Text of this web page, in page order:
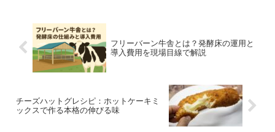
フリーバーン牛舎とは？発酵床の運用と
導入費用を現場目線で解説
チーズハットグレシピ：ホットケーキミ
ックスで作る本格の伸びる味